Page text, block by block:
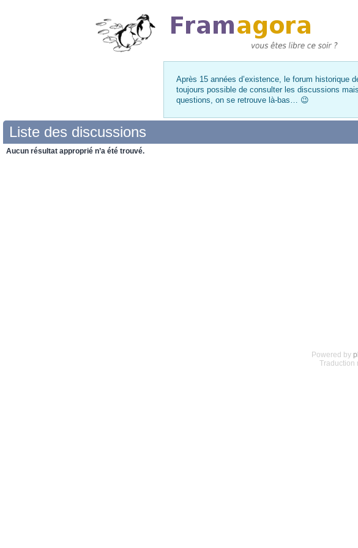
Après 15 années d’existence, le forum historique
toujours possible de consulter les discussions
questions, on se retrouve là-bas… 😉
Liste des discussions
Aucun résultat approprié n’a été trouvé.
Powered by
Traduction